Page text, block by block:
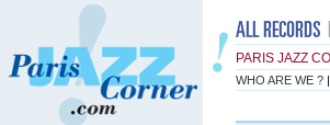
PARIS JAZZ
WHO ARE WE ? |